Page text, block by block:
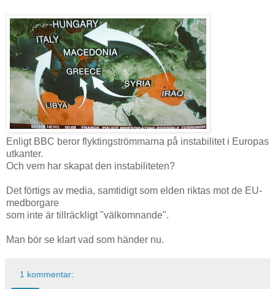
Enligt BBC beror flyktingströmmarna på instabilitet i Europas
utkanter.
Och vem har skapat den instabiliteten?
Det förtigs av media, samtidigt som elden riktas mot de EU-
medborgare
som inte är tillräckligt "välkomnande".
Man bör se klart vad som händer nu.
1 kommentar: